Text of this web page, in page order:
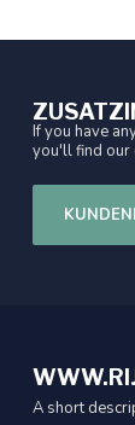
If you have
you'll find our
A short